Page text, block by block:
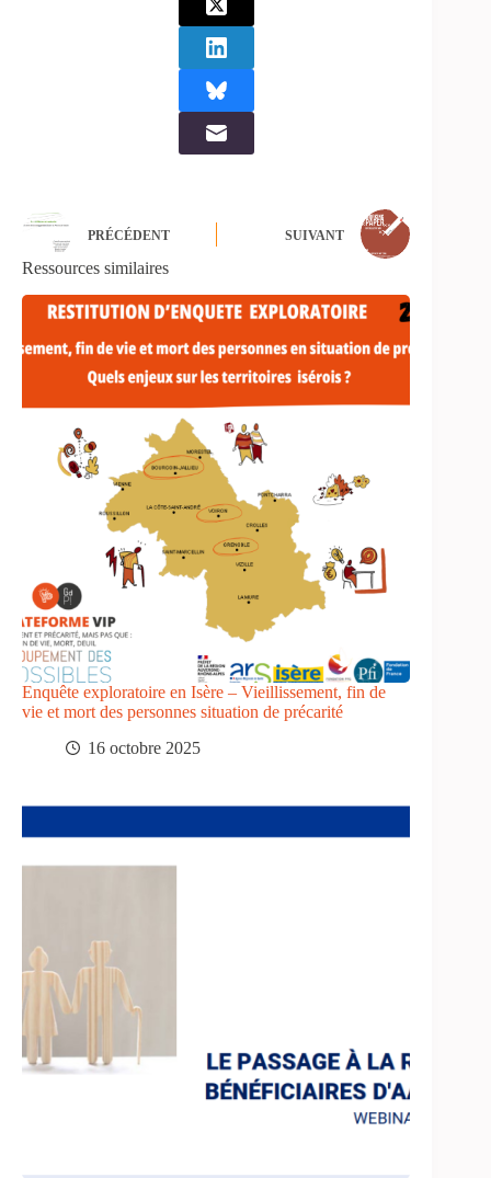
PRÉCÉDENT SUIVANT
Ressources similaires
Enquête exploratoire en Isère – Vieillissement, fin de
vie et mort des personnes situation de précarité
16 octobre 2025